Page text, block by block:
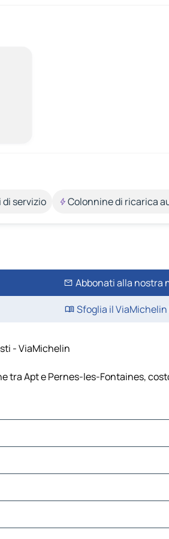
servizio Colonnine di ricarica
Abbonati alla nostra
Sfoglia il
- ViaMichelin
Apt e Pernes-les-Fontaines,